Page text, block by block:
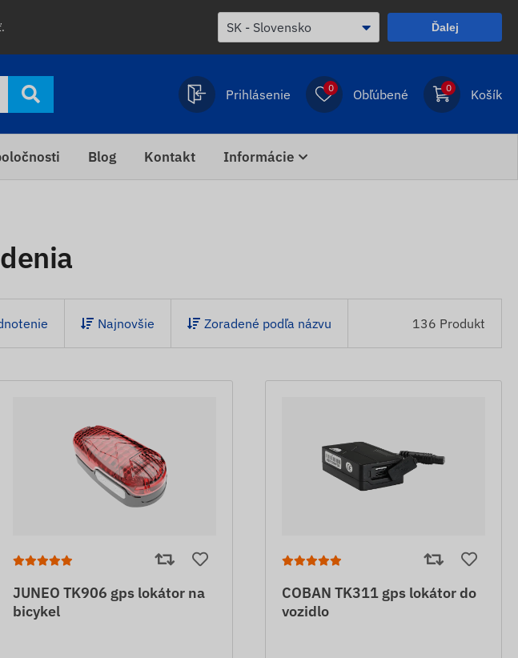
Ďalej
Prihlásenie 0 Obľúbené 0 Košík
Blog Kontakt Informácie
Najnovšie Zoradené podľa názvu 136 Produkt
JUNEO TK906 gps lokátor na
bicykel
COBAN TK311 gps lokátor do
vozidlo